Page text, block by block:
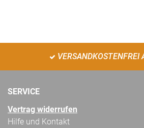
VERSANDKOSTENFREI
SERVICE
Vertrag widerrufen
Hilfe und Kontakt